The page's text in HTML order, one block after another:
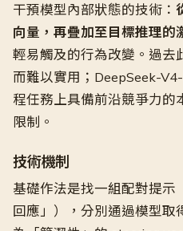
干預模型內部狀態的技術：
向量，再疊加至目標推理的
輕易觸及的行為改變。過去
而難以實用；DeepSeek-
程任務上具備前沿競爭力的
限制。
技術機制
基礎作法是找一組配對提示
回應」），分別通過模型取